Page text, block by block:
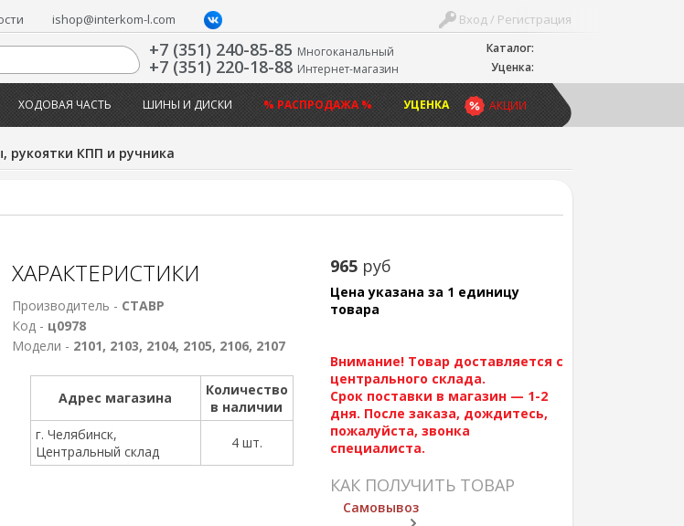
Каталог:
Уценка:
Вход / Регистрация
ishop@interkom-l.com
+7 (351) 240-85-85 Многоканальный
+7 (351) 220-18-88 Интернет-магазин
АКЦИИ
ХОДОВАЯ ЧАСТЬ ШИНЫ И ДИСКИ % РАСПРОДАЖА % УЦЕНКА
рукоятки КПП и ручника
965 руб
Цена указана за 1 единицу
товара
Внимание! Товар доставляется с
центрального склада.
Срок поставки в магазин — 1-2
дня. После заказа, дождитесь,
пожалуйста, звонка
специалиста.
КАК ПОЛУЧИТЬ ТОВАР
Самовывоз
ХАРАКТЕРИСТИКИ
Производитель - СТАВР
Код - ц0978
Модели - 2101, 2103, 2104, 2105, 2106, 2107
Адрес магазина
Количество
в наличии
г. Челябинск,
Центральный склад
4 шт.